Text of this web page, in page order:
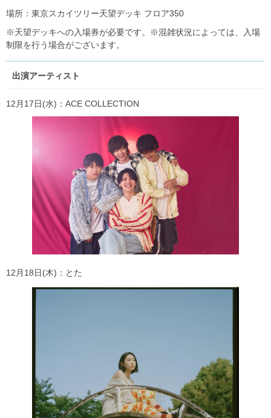
場所：東京スカイツリー天望デッキ フロア350
※天望デッキへの入場券が必要です。※混雑状況によっては、入場
制限を行う場合がございます。
出演アーティスト
12月17日(水)：ACE COLLECTION
12月18日(木)：とた